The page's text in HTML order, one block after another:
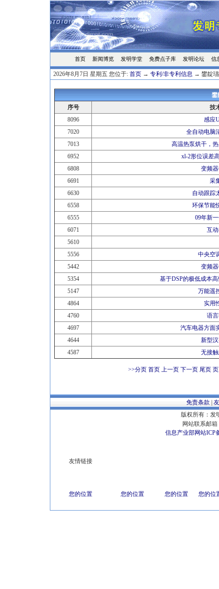
首页 新闻博览 发明学堂 免费点子库 发明论坛 信
2026年8月7日 星期五 您位于: 首页 → 专利/非专利信息 → 鐢靛
鐢
序号
技
8096
感应
7020
全自动电脑
7013
高温热泵烘干，
6952
xl-2形位误差
6808
变频
6691
采
6630
自动跟踪
6558
环保节能
6555
09年新
6071
互
5610
5556
中央空
5442
变频
5354
基于DSP的极低成本
5147
万能遥
4864
实用
4760
语
4697
汽车电器方面
4644
新型
4587
无接
>>分页 首页 上一页 下一页 尾页
免责条款
版权所有：发
网站联系邮箱
信息产业部网站ICP
友情链接
您的位置 您的位置 您的位置 您的位